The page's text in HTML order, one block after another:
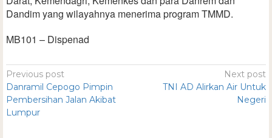
Dandim yang wilayahnya menerima program TMMD.
MB101 – Dispenad
Previous post
Danramil Cepogo Pimpin
Pembersihan Jalan Akibat
Lumpur
Next post
TNI AD Alirkan Air Untuk
Negeri